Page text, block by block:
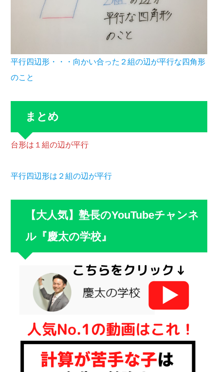
平行四辺形・・・向かい合った２組の辺が平行な四角形
のこと
まとめ
台形は１組の辺が平行
平行四辺形は２組の辺が平行
【大人気】塾長のYouTubeチャンネ
ル『慶太の学校』